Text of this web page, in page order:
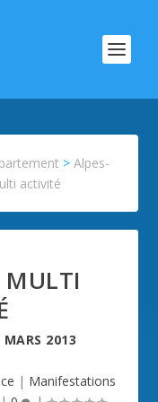
>Alpes-
activité
MULTI
MARS 2013
| Manifestations